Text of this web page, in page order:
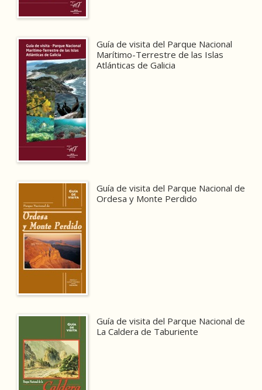
Guía de visita del Parque Nacional
Marítimo-Terrestre de las Islas
Atlánticas de Galicia
Guía de visita del Parque Nacional de
Ordesa y Monte Perdido
Guía de visita del Parque Nacional de
La Caldera de Taburiente